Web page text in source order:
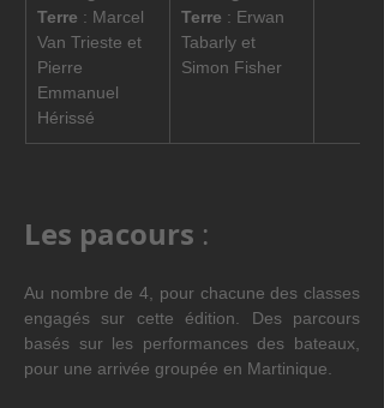
Terre : Marcel
Van Trieste et
Pierre
Emmanuel
Hérissé
Terre : Erwan
Tabarly et
Simon Fisher
Les pacours :
Au nombre de 4, pour chacune des classes
engagés sur cette édition. Des parcours
basés sur les performances des bateaux,
pour une arrivée groupée en Martinique.